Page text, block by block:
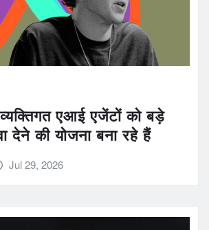
व्यक्तिगत एआई एजेंटों को बड़े
देने की योजना बना रहे हैं
Jul 29, 2026